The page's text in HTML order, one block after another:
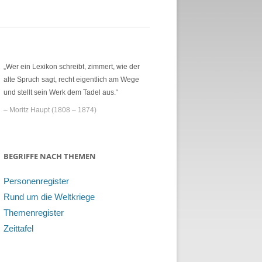
„Wer ein Lexikon schreibt, zimmert, wie der
alte Spruch sagt, recht eigentlich am Wege
und stellt sein Werk dem Tadel aus.“
– Moritz Haupt (1808 – 1874)
BEGRIFFE NACH THEMEN
Personenregister
Rund um die Weltkriege
Themenregister
Zeittafel